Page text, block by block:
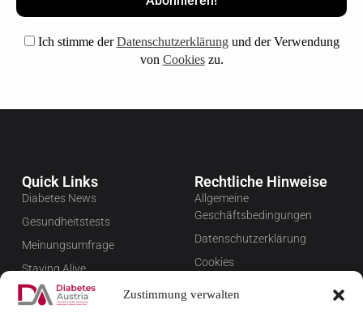
Zustimmung verwalten
Ich stimme derDatenschutzerklärungund der Verwendung
von Cookieszu.
Quick Links
Diabetes News
Gesundheitstests
Meinungsumfrage
Staying Alive
Favoriten
Rechtliche Hinweise
Allgemeine
Geschäftsbedingungen
Datenschutzerklärung
Cookies